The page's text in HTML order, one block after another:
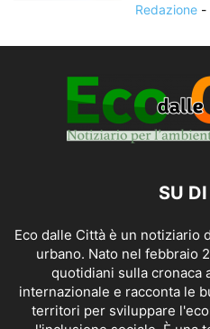
Redazione -
SU
Eco dalle Città è un notiziario
urbano. Nato nel febbraio
quotidiani sulla cronaca
internazionale e racconta le
territori per sviluppare